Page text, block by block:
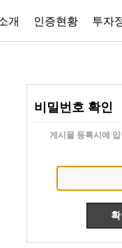
개 인증현황 투자
비밀번호 확인
게시물 등록시에